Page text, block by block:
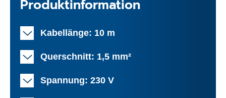
Produktinformation
Kabellänge: 10 m
Querschnitt: 1,5 mm²
Spannung: 230 V